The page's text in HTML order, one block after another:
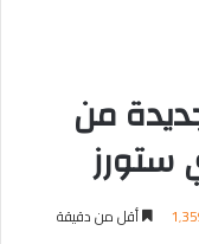
من
ستورز
أقل من دقيقة